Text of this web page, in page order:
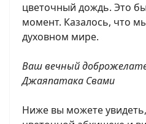
цветочный дождь. Это
момент. Казалось, что
духовном мире.
Ваш вечный
Джаяпатака Свами
Ниже вы можете